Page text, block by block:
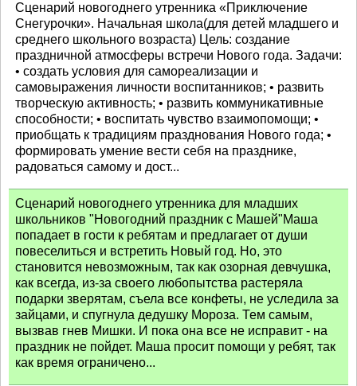
Сценарий новогоднего утренника «Приключение
Снегурочки». Начальная школа(для детей младшего и
среднего школьного возраста) Цель: создание
праздничной атмосферы встречи Нового года. Задачи:
• создать условия для самореализации и
самовыражения личности воспитанников; • развить
творческую активность; • развить коммуникативные
способности; • воспитать чувство взаимопомощи; •
приобщать к традициям празднования Нового года; •
формировать умение вести себя на празднике,
радоваться самому и дост...
Сценарий новогоднего утренника для младших
школьников "Новогодний праздник с Машей"Маша
попадает в гости к ребятам и предлагает от души
повеселиться и встретить Новый год. Но, это
становится невозможным, так как озорная девчушка,
как всегда, из-за своего любопытства растеряла
подарки зверятам, съела все конфеты, не уследила за
зайцами, и спугнула дедушку Мороза. Тем самым,
вызвав гнев Мишки. И пока она все не исправит - на
праздник не пойдет. Маша просит помощи у ребят, так
как время ограничено...